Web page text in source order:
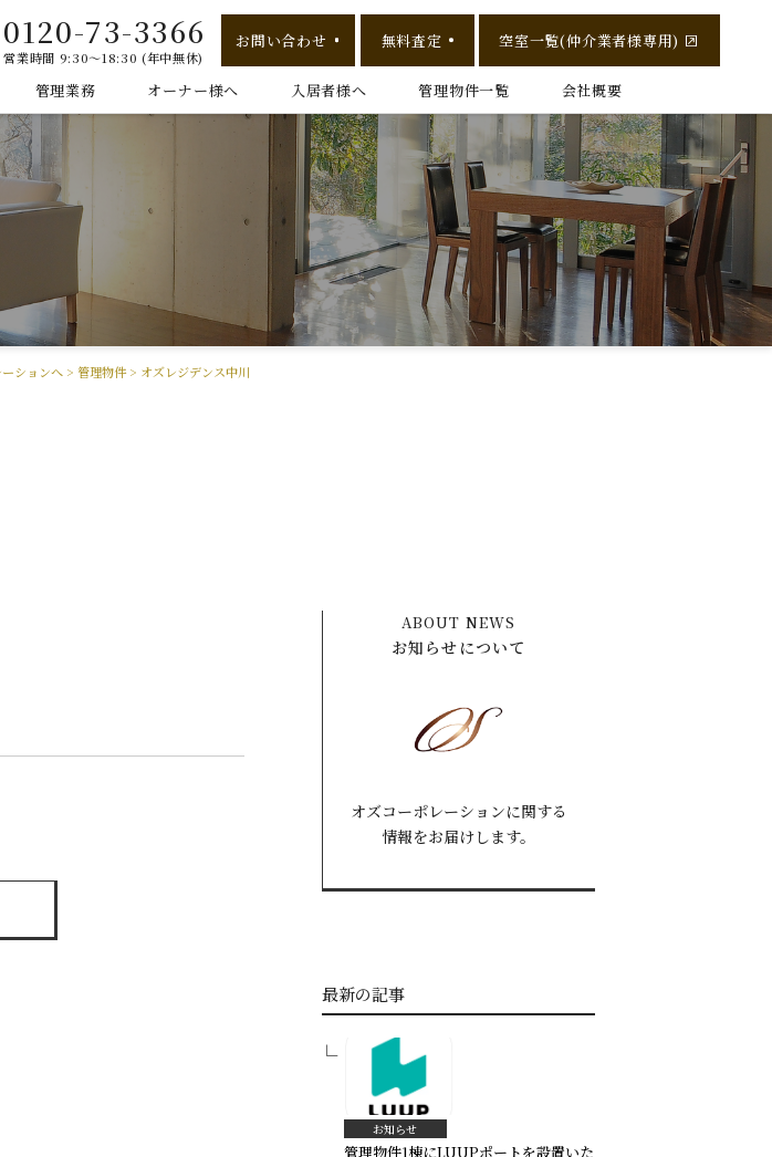
0120-73-3366
営業時間 9:30～18:30 (年中無休)
お問い合わせ 無料査定 空室一覧(仲介業者様専用)
管理業務 オーナー様へ 入居者様へ 管理物件一覧 会社概要
ABOUT NEWS
お知らせについて
オズコーポレーションに関する
情報をお届けします。
最新の記事
お知らせ
管理物件1棟にLUUPポートを設置いた
ションへ > 管理物件> オズレジデンス中川